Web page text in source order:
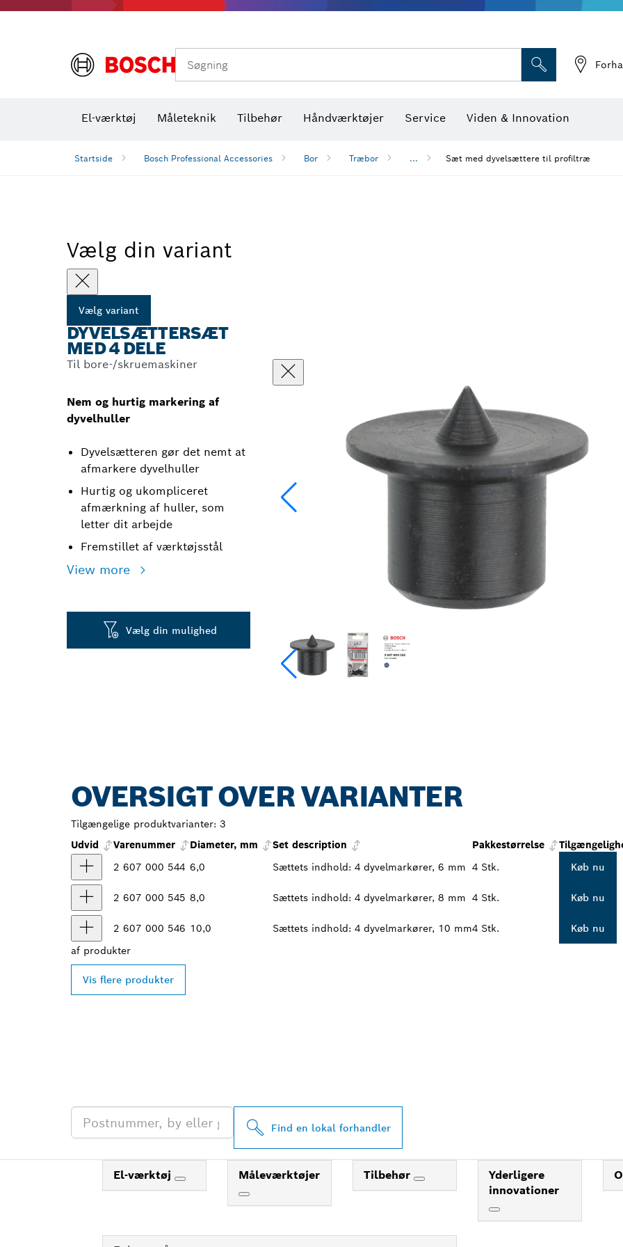
Søgning
El-værktøj Måleteknik Tilbehør Håndværktøjer Service Viden & Innovation
Startside Bosch Professional Accessories Bor Træbor ... Sæt med dyvelsættere til profiltræ
Vælg din variant
Vælg variant
DYVELSÆTTERSÆT
MED 4 DELE
Til bore-/skruemaskiner
Nem og hurtig markering af
dyvelhuller
Dyvelsætteren gør det nemt at
afmarkere dyvelhuller
Hurtig og ukompliceret
afmærkning af huller, som
letter dit arbejde
Fremstillet af værktøjsstål
View more
Vælg din mulighed
OVERSIGT OVER VARIANTER
Tilgængelige produktvarianter: 3
Udvid
Varenummer Diameter, mm Set description Pakkestørrelse
2 607 000 544 6,0 Sættets indhold: 4 dyvelmarkører, 6 mm 4 Stk. Køb nu
2 607 000 545 8,0 Sættets indhold: 4 dyvelmarkører, 8 mm 4 Stk. Køb nu
2 607 000 546 10,0 Sættets indhold: 4 dyvelmarkører, 10 mm4 Stk.
Køb nu
af produkter
Vis flere produkter
Find en lokal forhandler
El-værktøj Måleværktøjer Tilbehør
Yderligere
innovationer